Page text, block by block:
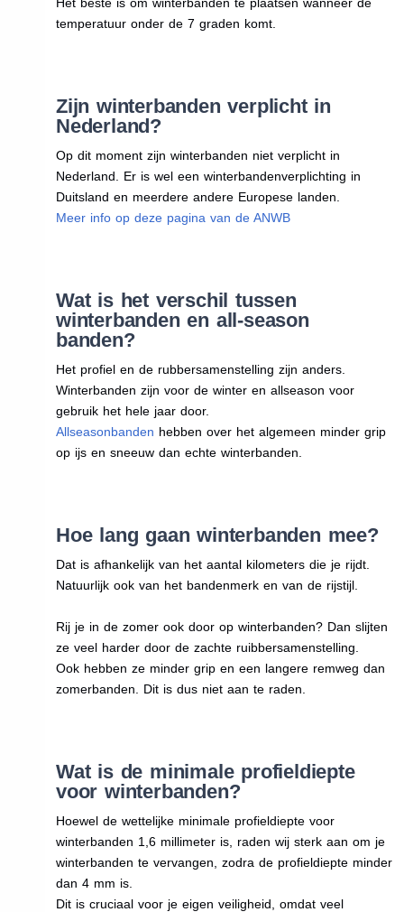
temperatuur onder de 7 graden komt.
Zijn winterbanden verplicht in
Nederland?
Op dit moment zijn winterbanden niet verplicht in
Nederland. Er is wel een winterbandenverplichting in
Duitsland en meerdere andere Europese landen.
Meer info op deze pagina van de ANWB
Wat is het verschil tussen
winterbanden en all-season
banden?
Het profiel en de rubbersamenstelling zijn anders.
Winterbanden zijn voor de winter en allseason voor
gebruik het hele jaar door.
Allseasonbanden hebben over het algemeen minder grip
op ijs en sneeuw dan echte winterbanden.
Hoe lang gaan winterbanden mee?
Dat is afhankelijk van het aantal kilometers die je rijdt.
Natuurlijk ook van het bandenmerk en van de rijstijl.
Rij je in de zomer ook door op winterbanden? Dan slijten
ze veel harder door de zachte ruibbersamenstelling.
Ook hebben ze minder grip en een langere remweg dan
zomerbanden. Dit is dus niet aan te raden.
Wat is de minimale profieldiepte
voor winterbanden?
Hoewel de wettelijke minimale profieldiepte voor
winterbanden 1,6 millimeter is, raden wij sterk aan om je
winterbanden te vervangen, zodra de profieldiepte minder
dan 4 mm is.
Dit is cruciaal voor je eigen veiligheid, omdat veel